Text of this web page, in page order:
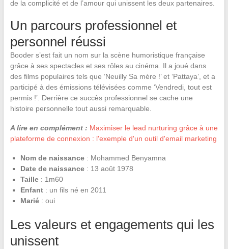
de la complicité et de l’amour qui unissent les deux partenaires.
Un parcours professionnel et
personnel réussi
Booder s’est fait un nom sur la scène humoristique française
grâce à ses spectacles et ses rôles au cinéma. Il a joué dans
des films populaires tels que ‘Neuilly Sa mère !’ et ‘Pattaya’, et a
participé à des émissions télévisées comme ‘Vendredi, tout est
permis !’. Derrière ce succès professionnel se cache une
histoire personnelle tout aussi remarquable.
A lire en complément : Maximiser le lead nurturing grâce à une
plateforme de connexion : l'exemple d'un outil d'email marketing
Nom de naissance: Mohammed Benyamna
Date de naissance: 13 août 1978
Taille: 1m60
Enfant: un fils né en 2011
Marié: oui
Les valeurs et engagements qui les
unissent